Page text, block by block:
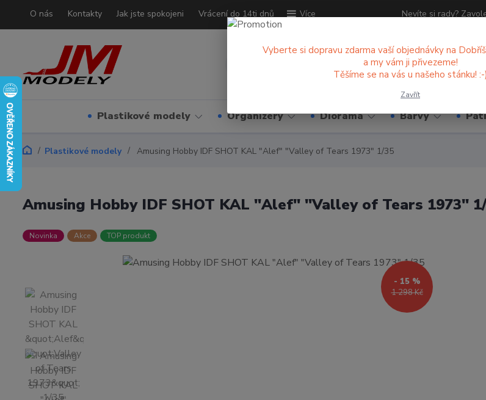
O nás Kontakty Jak jste spokojeni Vrácení do 14ti dnů Více Nevíte si rady?
Plastikové modely Organizéry Diorama Barvy
Plastikové modely Amusing Hobby IDF SHOT KAL "Alef" "Valley of Tears 1973" 1/35
Amusing Hobby IDF SHOT KAL "Alef" "Valley of Tears 1973"
Novinka Akce TOP produkt
1 298 Kč
- 15 %
Vyberte si dopravu zdarma vaší objednávky na
a my vám ji přivezeme!
Těšíme se na vás u našeho stánku! :-)
Zavřít